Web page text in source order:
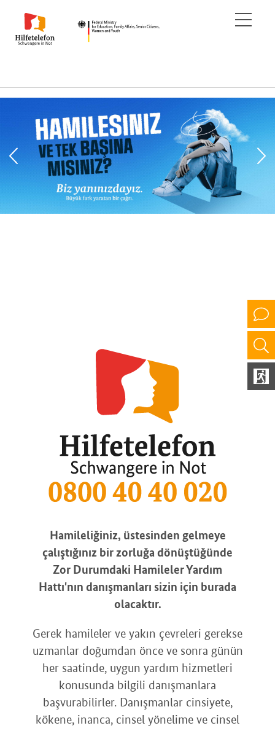
Hamileliğiniz, üstesinden gelmeye
çalıştığınız bir zorluğa dönüştüğünde
Zor Durumdaki Hamileler Yardım
Hattı'nın danışmanları sizin için burada
olacaktır.
Gerek hamileler ve yakın çevreleri gerekse
uzmanlar doğumdan önce ve sonra günün
her saatinde, uygun yardım hizmetleri
konusunda bilgili danışmanlara
başvurabilirler. Danışmanlar cinsiyete,
kökene, inanca, cinsel yönelime ve cinsel